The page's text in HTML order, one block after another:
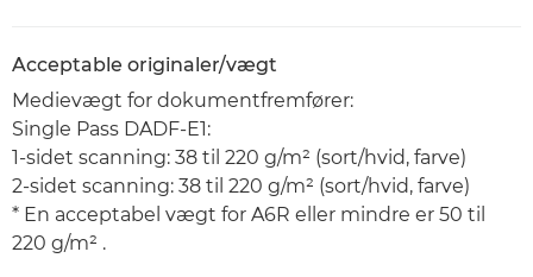
Acceptable originaler/vægt
Medievægt for dokumentfremfører:
Single Pass DADF-E1:
1-sidet scanning: 38 til 220 g/m² (sort/hvid, farve)
2-sidet scanning: 38 til 220 g/m² (sort/hvid, farve)
* En acceptabel vægt for A6R eller mindre er 50 til
220 g/m² .